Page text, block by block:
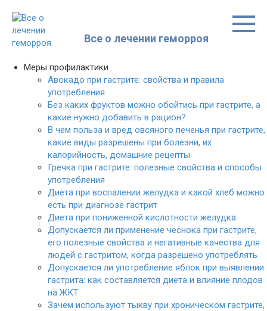
контенту
Все о лечении геморроя
Меры профилактики
Авокадо при гастрите: свойства и правила
употребления
Без каких фруктов можно обойтись при гастрите, а
какие нужно добавить в рацион?
В чем польза и вред овсяного печенья при гастрите,
какие виды разрешены при болезни, их
калорийность, домашние рецепты
Гречка при гастрите: полезные свойства и способы
употребления
Диета при воспалении желудка и какой хлеб можно
есть при диагнозе гастрит
Диета при пониженной кислотности желудка
Допускается ли применение чеснока при гастрите,
его полезные свойства и негативные качества для
людей с гастритом, когда разрешено употреблять
Допускается ли употребление яблок при выявлении
гастрита: как составляется диета и влияние плодов
на ЖКТ
Зачем используют тыкву при хроническом гастрите,